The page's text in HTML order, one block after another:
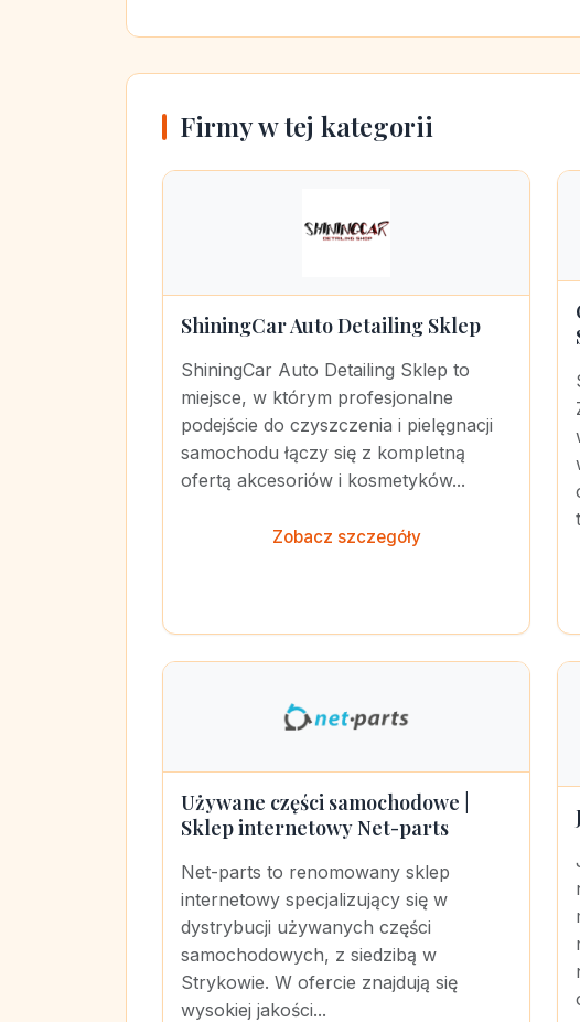
Firmy w tej kategorii
ShiningCar Auto Detailing Sklep
ShiningCar Auto Detailing Sklep to
miejsce, w którym profesjonalne
podejście do czyszczenia i pielęgnacji
samochodu łączy się z kompletną
ofertą akcesoriów i kosmetyków...
Zobacz szczegóły
Używane części samochodowe |
Sklep internetowy Net-parts
Net-parts to renomowany sklep
internetowy specjalizujący się w
dystrybucji używanych części
samochodowych, z siedzibą w
Strykowie. W ofercie znajdują się
wysokiej jakości...